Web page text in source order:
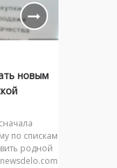
новым
по спискам
родной